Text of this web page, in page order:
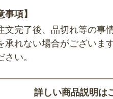
事項】
完了後、品切れ等の事
承れない場合がございま
さい。
詳しい商品説明は